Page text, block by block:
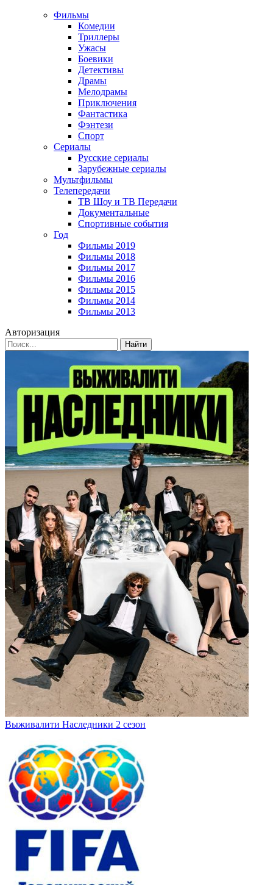
Фильмы
Комедии
Триллеры
Ужасы
Боевики
Детективы
Драмы
Мелодрамы
Приключения
Фантастика
Фэнтези
Спорт
Сериалы
Русские сериалы
Зарубежные сериалы
Мультфильмы
Телепередачи
ТВ Шоу и ТВ Передачи
Документальные
Спортивные события
Год
Фильмы 2019
Фильмы 2018
Фильмы 2017
Фильмы 2016
Фильмы 2015
Фильмы 2014
Фильмы 2013
Авторизация
Найти
Выживалити Наследники 2 сезон